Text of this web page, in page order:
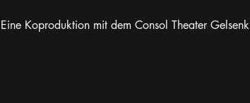
Eine Koproduktion mit dem Consol Theater